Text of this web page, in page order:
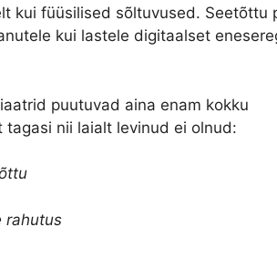
kui füüsilised sõltuvused. Seetõttu
kui lastele digitaalset
puutuvad aina enam kokku
nii laialt levinud ei olnud:
rahutus